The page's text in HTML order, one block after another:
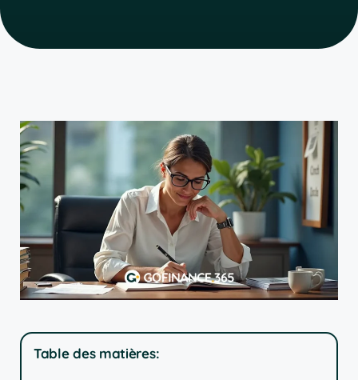
Table des matières: